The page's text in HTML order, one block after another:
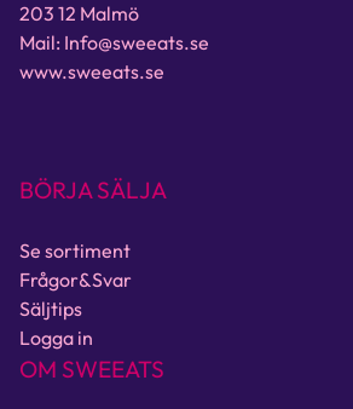
203 12 Malmö
Mail: Info@sweeats.se
www.sweeats.se
BÖRJA SÄLJA
Se sortiment
Frågor&Svar
Säljtips
Logga in
OM SWEEATS